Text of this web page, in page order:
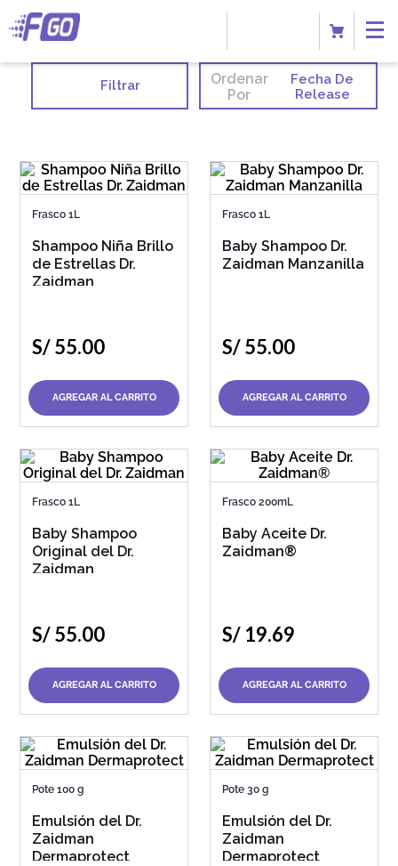
Filtrar
Ordenar
Por
Fecha De
Release
Frasco 1L
Shampoo Niña Brillo
de Estrellas Dr.
Zaidman
S/55.00
AGREGAR AL CARRITO
Frasco 1L
Baby Shampoo Dr.
Zaidman Manzanilla
S/55.00
AGREGAR AL CARRITO
Frasco 1L
Baby Shampoo
Original del Dr.
Zaidman
S/55.00
AGREGAR AL CARRITO
Frasco 200mL
Baby Aceite Dr.
Zaidman®
S/ 19.69
AGREGAR AL CARRITO
Pote 100 g
Emulsión del Dr.
Zaidman
Dermaprotect
Pote 30 g
Emulsión del Dr.
Zaidman
Dermaprotect